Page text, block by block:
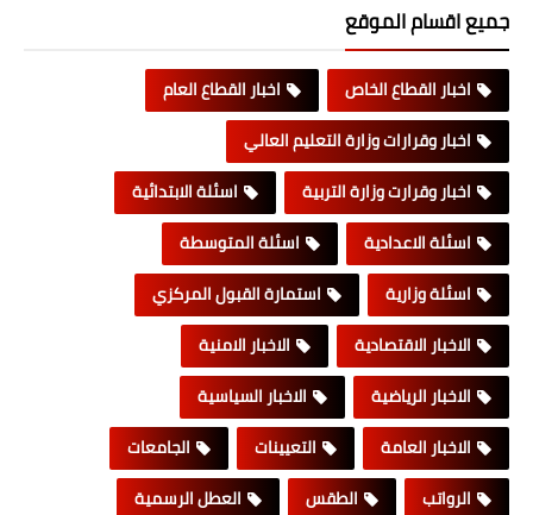
جميع اقسام الموقع
اخبار القطاع الخاص
اخبار القطاع العام
اخبار وقرارات وزارة التعليم العالي
اخبار وقرارت وزارة التربية
اسئلة الابتدائية
اسئلة الاعدادية
اسئلة المتوسطة
اسئلة وزارية
استمارة القبول المركزي
الاخبار الاقتصادية
الاخبار الامنية
الاخبار الرياضية
الاخبار السياسية
الاخبار العامة
التعيينات
الجامعات
الرواتب
الطقس
العطل الرسمية